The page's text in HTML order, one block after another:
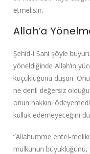
etmelisin.
Allah’a
Şehid-i Sani şöyle
yöneldiğinde Allah’ın
küçüklüğünü düşün.
ne denli değersiz
onun hakkını
kulluk edemeyeceğini
“Allahumme entel-
mülkünün